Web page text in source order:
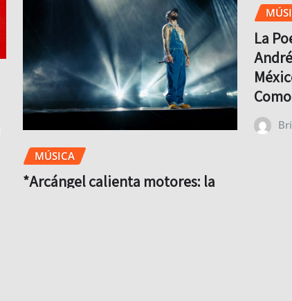
MÚSICA
*Arcángel calienta motores: la
La